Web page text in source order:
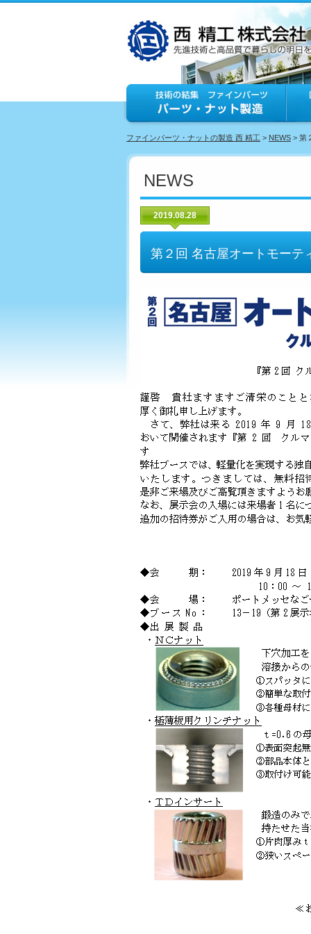
ファインパーツ・ナットの製造 西 精工 > NEWS > 第
NEWS
2019.08.28
第２回 名古屋オートモーテ